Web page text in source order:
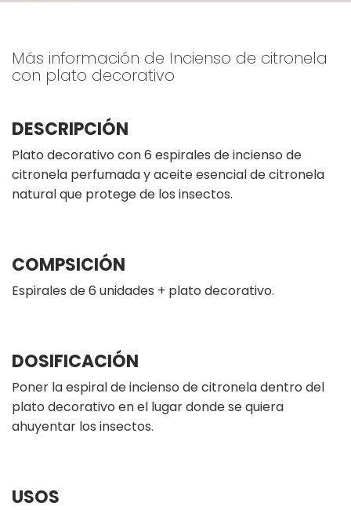
Más información de Incienso de citronela
con plato decorativo
DESCRIPCIÓN
Plato decorativo con 6 espirales de incienso de
citronela perfumada y aceite esencial de citronela
natural que protege de los insectos.
COMPSICIÓN
Espirales de 6 unidades + plato decorativo.
DOSIFICACIÓN
Poner la espiral de incienso de citronela dentro del
plato decorativo en el lugar donde se quiera
ahuyentar los insectos.
USOS